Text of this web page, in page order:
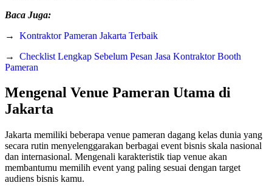
Baca Juga:
→ Kontraktor Pameran Jakarta Terbaik
→ Checklist Lengkap Sebelum Pesan Jasa Kontraktor Booth
Pameran
Mengenal Venue Pameran Utama di
Jakarta
Jakarta memiliki beberapa venue pameran dagang kelas dunia yang
secara rutin menyelenggarakan berbagai event bisnis skala nasional
dan internasional. Mengenali karakteristik tiap venue akan
membantumu memilih event yang paling sesuai dengan target
audiens bisnis kamu.